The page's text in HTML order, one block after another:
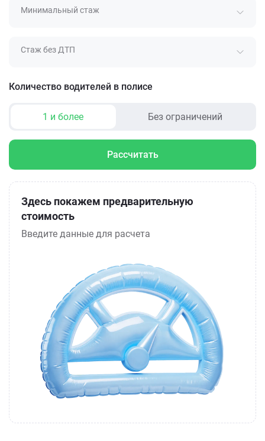
Минимальный стаж
Стаж без ДТП
Количество водителей в полисе
1 и более Без ограничений
Рассчитать
Здесь покажем предварительную
стоимость
Введите данные для расчета